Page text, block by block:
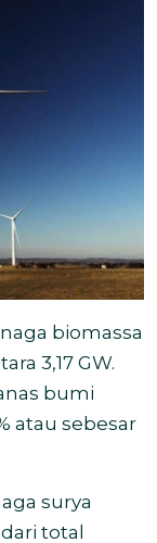
biomassa
3,17 GW.
bumi
atau sebesar
surya
total